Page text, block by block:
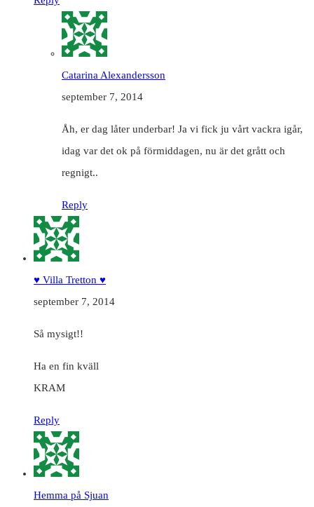
Catarina Alexandersson
september 7, 2014
Åh, er dag låter underbar! Ja vi fick ju vårt vackra igår,
idag var det ok på förmiddagen, nu är det grått och
regnigt..
Reply
♥ Villa Tretton ♥
september 7, 2014
Så mysigt!!
Ha en fin kväll
KRAM
Reply
Hemma på Sjuan